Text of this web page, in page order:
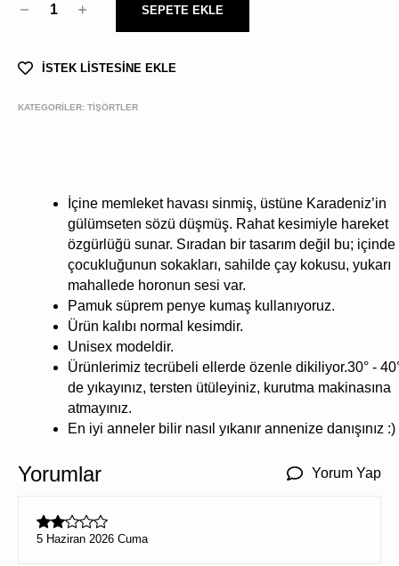
1 SEPETE EKLE
İSTEK LİSTESİNE EKLE
KATEGORİLER: TİŞÖRTLER
İçine memleket havası sinmiş, üstüne Karadeniz’in
gülümseten sözü düşmüş. Rahat kesimiyle hareket
özgürlüğü sunar. Sıradan bir tasarım değil bu; içinde
çocukluğunun sokakları, sahilde çay kokusu, yukarı
mahallede horonun sesi var.
Pamuk süprem penye kumaş kullanıyoruz.
Ürün kalıbı normal kesimdir.
Unisex modeldir.
Ürünlerimiz tecrübeli ellerde özenle dikiliyor.30° -
de yıkayınız, tersten ütüleyiniz, kurutma makinasına
atmayınız.
En iyi anneler bilir nasıl yıkanır annenize danışınız :)
Yorumlar Yorum Yap
5 Haziran 2026 Cuma